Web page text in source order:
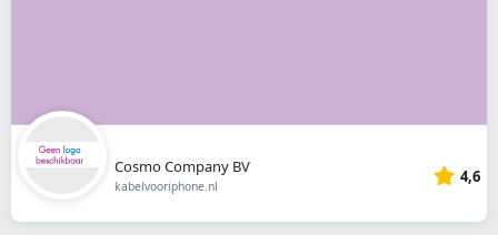
Cosmo Company BV
kabelvooriphone.nl 4,6